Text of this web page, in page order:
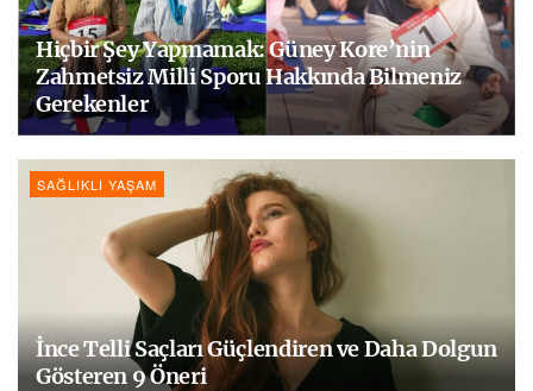
Hiçbir Şey Yapmamak: Güney Kore’nin
Zahmetsiz Milli Sporu Hakkında Bilmeniz
Gerekenler
SAĞLIKLI YAŞAM
İnce Telli Saçları Güçlendiren ve Daha Dolgun
Gösteren 9 Öneri